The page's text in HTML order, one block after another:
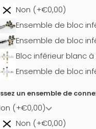
Non (+€0,00)
Ensemble de bloc
Ensemble de bloc
Bloc inférieur blanc
Ensemble de bloc
un ensemble de
(+€0,00)
Non (+€0,00)